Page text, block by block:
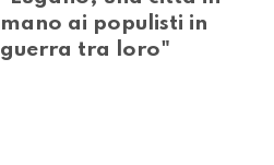
mano ai populisti in
guerra tra loro"